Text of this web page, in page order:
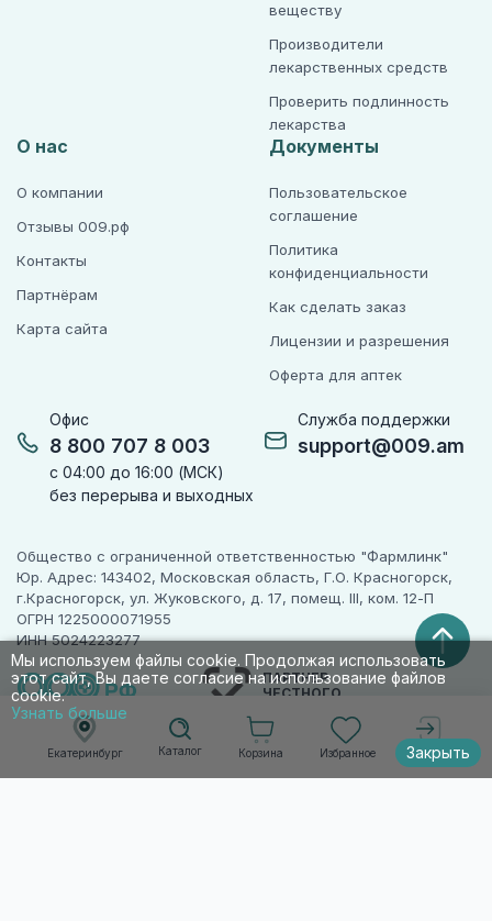
Екатеринбург Каталог Корзина Избранное Войти
Мы используем файлы cookie. Продолжая использовать
этот сайт, Вы даете согласие на использование файлов
cookie.
Узнать больше
Закрыть
Офис
8 800 707 8 003
с 04:00 до 16:00 (МСК)
без перерыва и выходных
Служба поддержки
support@009.am
веществу
Производители
лекарственных средств
Проверить подлинность
лекарства
О нас
О компании
Отзывы 009.рф
Контакты
Партнёрам
Карта сайта
Документы
Пользовательское
соглашение
Политика
конфиденциальности
Как сделать заказ
Лицензии и разрешения
Оферта для аптек
Общество с ограниченной ответственностью "Фармлинк"
Юр. Адрес: 143402, Московская область, Г.О. Красногорск,
г.Красногорск, ул. Жуковского, д. 17, помещ. III, ком. 12-П
ОГРН 1225000071955
ИНН 5024223277
ПАРТНЕР
ЧЕСТНОГО